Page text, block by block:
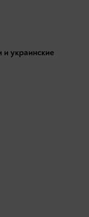
украинские